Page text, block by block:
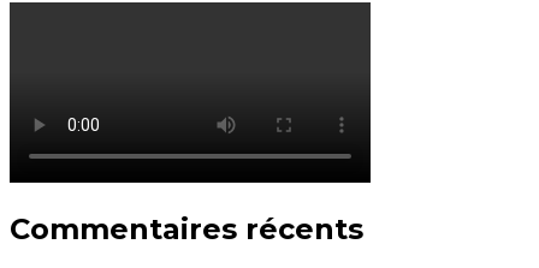
Commentaires récents